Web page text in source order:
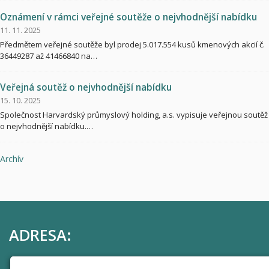
Oznámení v rámci veřejné soutěže o nejvhodnější nabídku
11. 11. 2025
Předmětem veřejné soutěže byl prodej 5.017.554 kusů kmenových akcií č.
36449287 až 41466840 na…
Veřejná soutěž o nejvhodnější nabídku
15. 10. 2025
Společnost Harvardský průmyslový holding, a.s. vypisuje veřejnou soutěž
o nejvhodnější nabídku.…
Archív
ADRESA: